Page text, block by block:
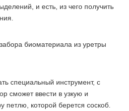
и есть, из чего получить
биоматериала из уретры
специальный инструмент, с
сможет ввести в узкую и
петлю, которой берется соскоб.